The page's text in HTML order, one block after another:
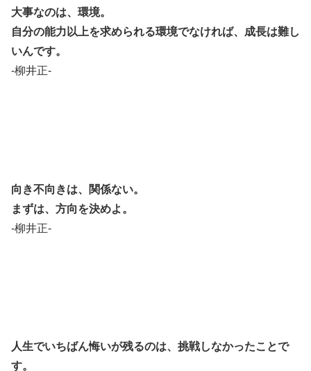
大事なのは、環境。
自分の能力以上を求められる環境でなければ、成長は難し
いんです。
-柳井正-
向き不向きは、関係ない。
まずは、方向を決めよ。
-柳井正-
人生でいちばん悔いが残るのは、挑戦しなかったことで
す。